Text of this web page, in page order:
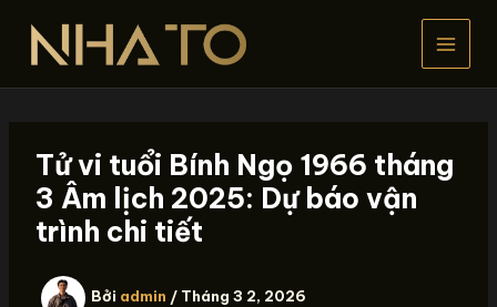
dung
Tử vi tuổi Bính Ngọ 1966 tháng
3 Âm lịch 2025: Dự báo vận
trình chi tiết
Bởi admin / Tháng 3 2, 2026